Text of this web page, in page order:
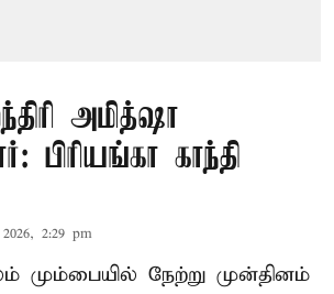
அமித்ஷா
பிரியங்கா காந்தி
2:29 pm
மும்பையில் நேற்று முன்தினம்